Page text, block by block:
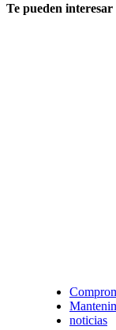
Te pueden interesar
noticias